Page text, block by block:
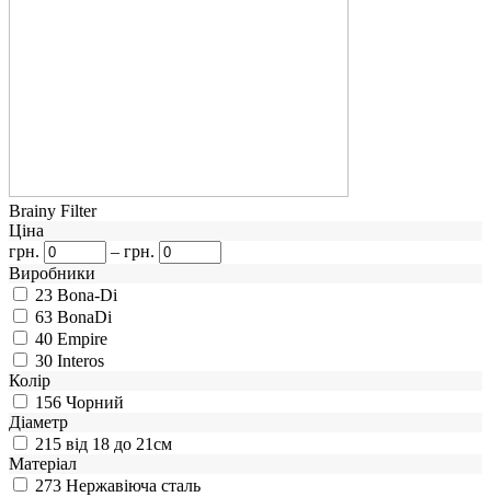
Brainy Filter
Ціна
грн.
– грн.
Виробники
23 Bona-Di
63 BonaDi
40 Empire
30 Interos
Колір
156 Чорний
Діаметр
215 від 18 до 21см
Матеріал
273 Нержавіюча сталь